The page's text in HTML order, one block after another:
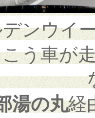
ンウイ
う車が
湯の丸経